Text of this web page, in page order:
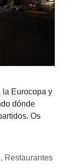
la Eurocopa y
dónde
Os
, Restaurantes